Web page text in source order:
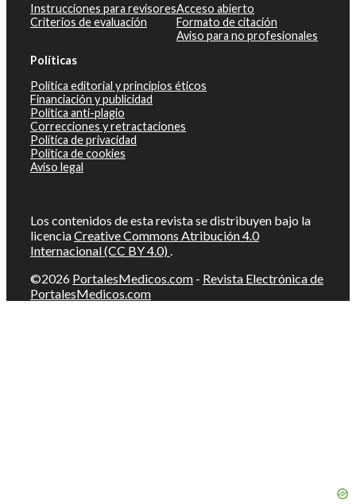
Instrucciones para revisores
Criterios de evaluación
Acceso abierto
Formato de citación
Aviso para no profesionales
Políticas
Política editorial y principios éticos
Financiación y publicidad
Política anti-plagio
Correcciones y retractaciones
Política de privacidad
Política de cookies
Aviso legal
Los contenidos de esta revista se distribuyen bajo la
licenciaCreative Commons Atribución 4.0
Internacional (CC BY 4.0) .
©2026 PortalesMedicos.com - Revista Electrónica de
PortalesMedicos.com